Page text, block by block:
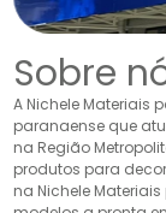
Sobre
A Nichele Materiais
paranaense que
na Região
produtos para
na Nichele